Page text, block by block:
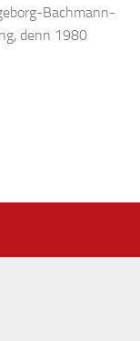
Bachmann-
denn 1980